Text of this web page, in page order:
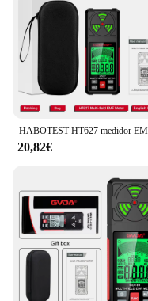
20,82€